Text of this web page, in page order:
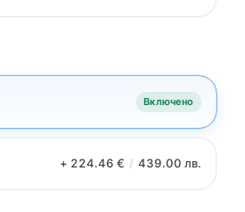
Включено
+ 224.46 € / 439.00 лв.